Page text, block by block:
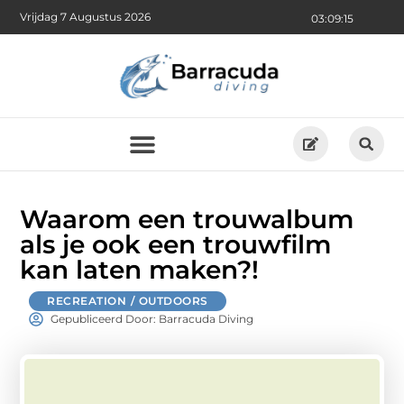
03:09:16
Vrijdag 7 Augustus 2026
Waarom een trouwalbum
als je ook een trouwfilm
kan laten maken?!
RECREATION / OUTDOORS
Gepubliceerd Door: Barracuda Diving